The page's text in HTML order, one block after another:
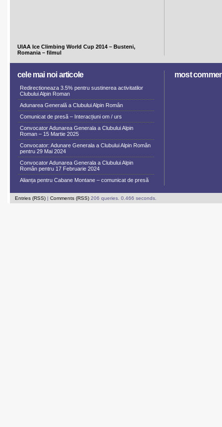
UIAA Ice Climbing World Cup 2014 – Busteni,
Romania – filmul
cele mai noi articole
Redirectioneaza 3.5% pentru sustinerea activitatilor
Clubului Alpin Roman
Adunarea Generală a Clubului Alpin Român
Comunicat de presă – Interacțiuni om / urs
Convocator Adunarea Generala a Clubului Alpin
Roman – 15 Martie 2025
Convocator: Adunare Generala a Clubului Alpin Român
pentru 29 Mai 2024
Convocator Adunarea Generala a Clubului Alpin
Român pentru 17 Februarie 2024
Alianța pentru Cabane Montane – comunicat de presă
most
Entries (RSS) | Comments (RSS) 206 queries. 0.466 seconds.